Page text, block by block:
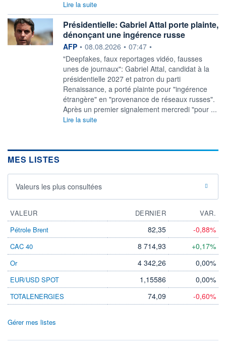
Lire la suite
Présidentielle: Gabriel Attal porte plainte,
dénonçant une ingérence russe
information fournie par
AFP • 08.08.2026 • 07:47 •
"Deepfakes, faux reportages vidéo, fausses
unes de journaux": Gabriel Attal, candidat à la
présidentielle 2027 et patron du parti
Renaissance, a porté plainte pour "ingérence
étrangère" en "provenance de réseaux russes".
Après un premier signalement mercredi "pour ...
Lire la suite
MES LISTES
Valeurs les plus consultées
VALEUR DERNIER
VAR.
Pétrole Brent
82,35 -0,88%
CAC 40 8 714,93 +0,17%
Or 4 342,26 0,00%
EUR/USD SPOT 1,15586 0,00%
TOTALENERGIES 74,09 -0,60%
Gérer mes listes